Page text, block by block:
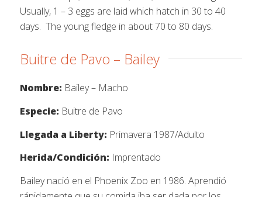
Usually, 1 – 3 eggs are laid which hatch in 30 to 40
days. The young fledge in about 70 to 80 days.
Buitre de Pavo – Bailey
Nombre: Bailey – Macho
Especie: Buitre de Pavo
Llegada a Liberty: Primavera 1987/Adulto
Herida/Condición: Imprentado
Bailey nació en el Phoenix Zoo en 1986. Aprendió